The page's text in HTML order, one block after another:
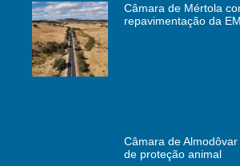
Câmara de Mértola
repavimentação da
Câmara de
de proteção animal